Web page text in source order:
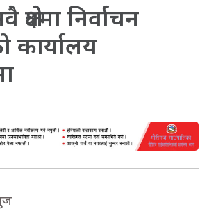
निर्वाचन